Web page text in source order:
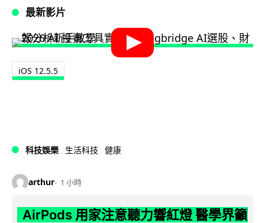
最新影片
iOS 12.5.5
科技娛樂 生活科技 健康
arthur 1 小時
AirPods 用家注意聽力響紅燈 醫學界籲